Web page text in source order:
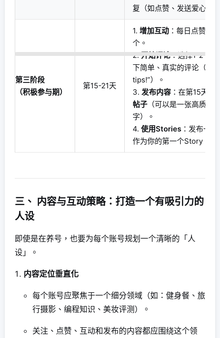
复（如点赞、发送爱心）
第三阶段
（积极参与期）
第15-21天
1. 增加互动 ：每日点赞5-
个。
2.开始评论：选择1-2个
下简单、真实的评论（如
tips!”）。
3. 发布内容 ：在第15天左
帖子 （可以是一张高质量
字）。
4. 使用Stories ：发布一
作为你的第一个Story。
三、 内容与互动策略：打造一个有吸引力的
人设
即使是在养号，也要为每个账号规划一个清晰的「人
设」。
内容定位垂直化
每个账号应聚焦于一个细分领域（如：健身餐、旅
行摄影、编程知识、美妆评测）。
关注、点赞、互动和发布的内容都应围绕这个领